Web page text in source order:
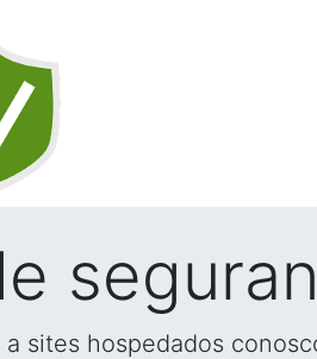
sites hospedados